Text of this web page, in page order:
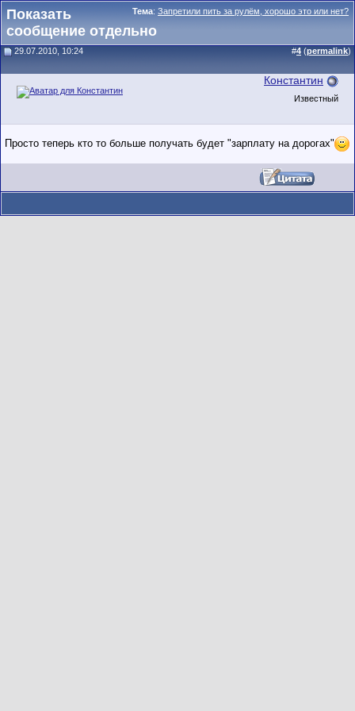
Тема: Запретили пить за рулëм, хорошо это или нет?
Показать
сообщение отдельно
29.07.2010, 10:24 #4 (permalink)
Константин
Известный
Просто теперь кто то больше получать будет "зарплату на дорогах"